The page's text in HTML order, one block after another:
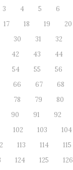
3 4 5 6
17 18 19 20
30 31 32
42 43 44
54 55 56
66 67 68
78 79 80
90 91 92
102 103 104
113 114 115
124 125 126